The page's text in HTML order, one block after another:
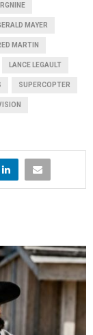
MAYER
MARTIN
LANCE LEGAULT
SUPERCOPTER